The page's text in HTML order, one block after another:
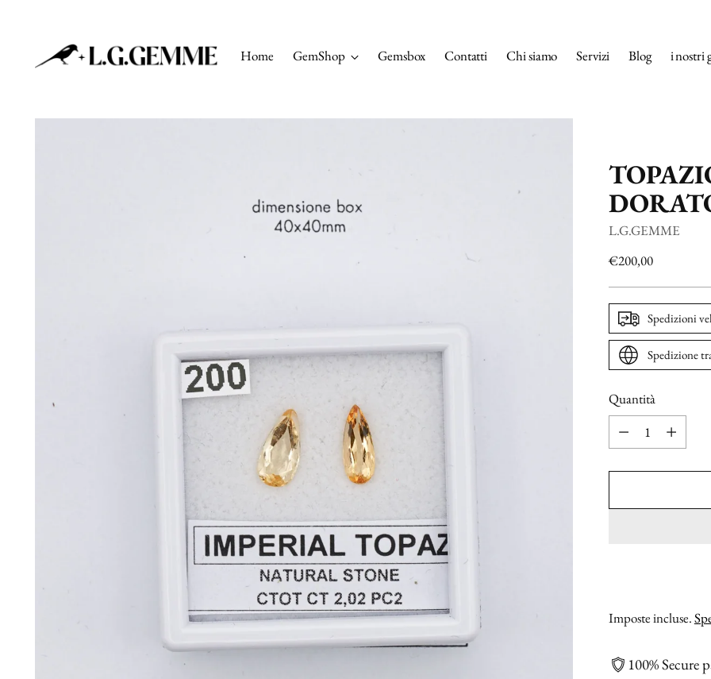
Home GemShop Gemsbox Contatti Chi siamo Servizi Blog i nostri
L.G.GEMME
Prezzo
listino
€200,00
Spedizioni
Spedizione
Quantità
Quantità
Imposte incluse.
100% Secure